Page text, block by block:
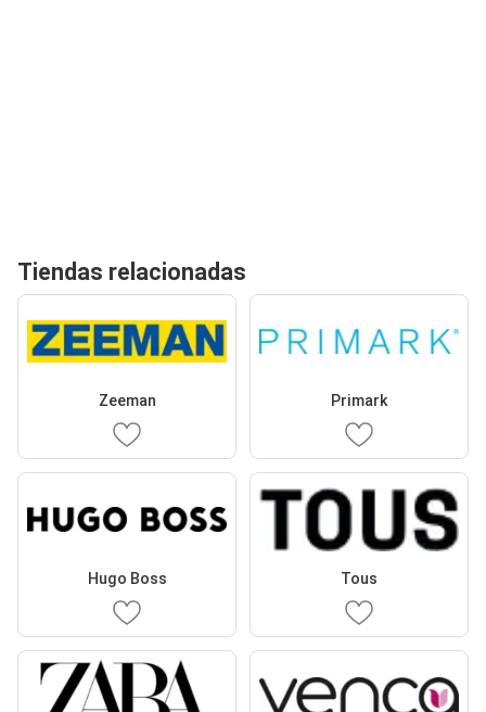
Tiendas relacionadas
Zeeman Primark
Hugo Boss Tous